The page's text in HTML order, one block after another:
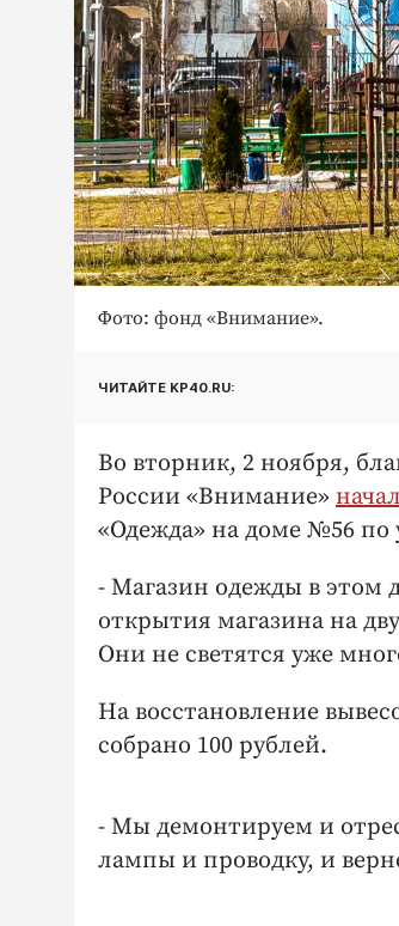
Фото: фонд «Внимание».
ЧИТАЙТЕ KP40.RU:
Во вторник, 2 ноября,
России «Внимание»
«Одежда» на доме №56 по
- Магазин одежды в этом
открытия магазина на
Они не светятся уже
На восстановление
собрано 100 рублей.
- Мы демонтируем и
лампы и проводку, и